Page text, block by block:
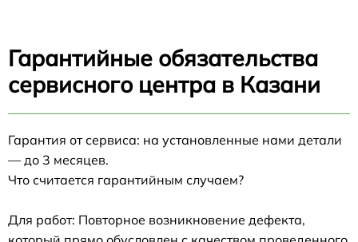
Гарантийные обязательства
сервисного центра в Казани
Гарантия от сервиса: на установленные нами детали
— до 3 месяцев.
Что считается гарантийным случаем?
Для работ: Повторное возникновение дефекта,